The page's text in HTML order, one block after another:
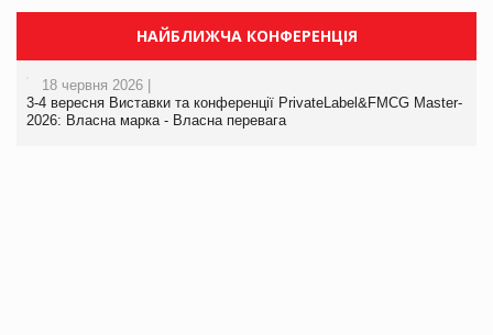
НАЙБЛИЖЧА КОНФЕРЕНЦІЯ
18 червня 2026 |
3-4 вересня Виставки та конференції PrivateLabel&FMCG Master-
2026: Власна марка - Власна перевага